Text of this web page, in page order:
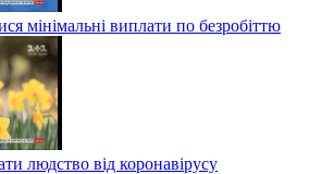
мінімальні виплати по безробіттю
людство від коронавірусу